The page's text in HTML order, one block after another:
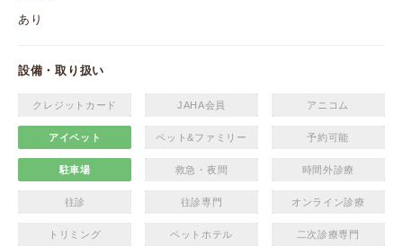
あり
設備・取り扱い
クレジットカード JAHA会員 アニコム
アイペット ペット&ファミリー 予約可能
駐車場 救急・夜間 時間外診療
往診 往診専門 オンライン診療
トリミング ペットホテル 二次診療専門